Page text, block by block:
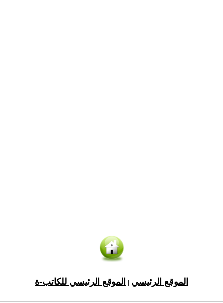
الموقع الرئيسي الموقع الرئيسي للكاتب-ة